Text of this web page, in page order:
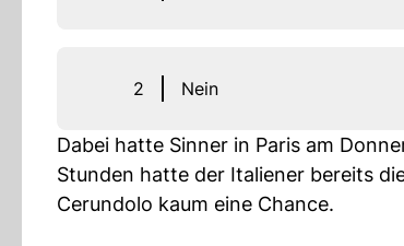
2 Nein
Dabei hatte Sinner in Paris am
Stunden hatte der Italiener bereits
Cerundolo kaum eine Chance.